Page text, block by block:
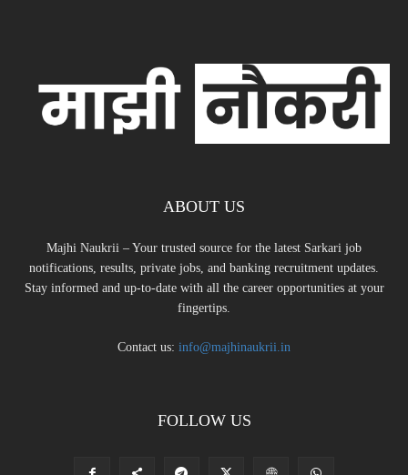
ABOUT US
Majhi Naukrii – Your trusted source for the latest Sarkari job
notifications, results, private jobs, and banking recruitment updates.
Stay informed and up-to-date with all the career opportunities at your
fingertips.
Contact us: info@majhinaukrii.in
FOLLOW US